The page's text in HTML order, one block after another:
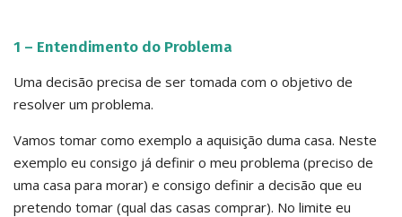
1 – Entendimento do Problema
Uma decisão precisa de ser tomada com o objetivo de
resolver um problema.
Vamos tomar como exemplo a aquisição duma casa. Neste
exemplo eu consigo já definir o meu problema (preciso de
uma casa para morar) e consigo definir a decisão que eu
pretendo tomar (qual das casas comprar). No limite eu